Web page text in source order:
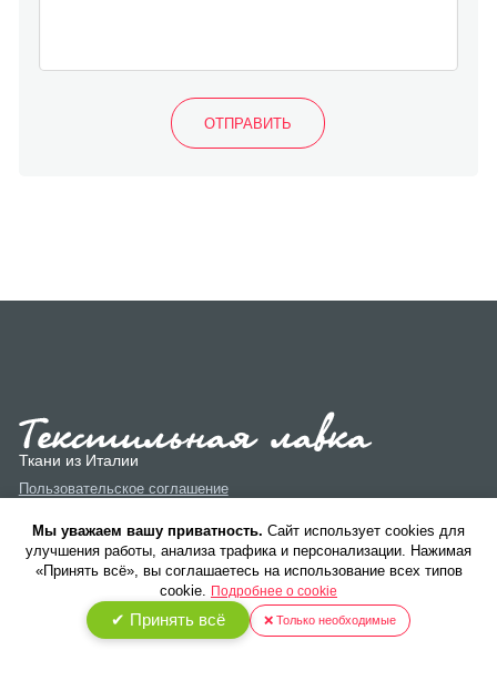
Ткани из Италии
Пользовательское соглашение
Политика конфиденциальности
Мы уважаем вашу приватность. Cайт использует cookies для
улучшения работы, анализа трафика и персонализации. Нажимая
«Принять всё», вы соглашаетесь на использование всех типов
cookie. Подробнее о cookie
✔ Принять всё ❌ Только необходимые